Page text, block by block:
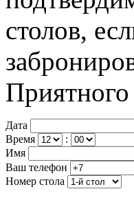
столов,
Дата
Время
:
Имя
Ваш телефон
Номер стола